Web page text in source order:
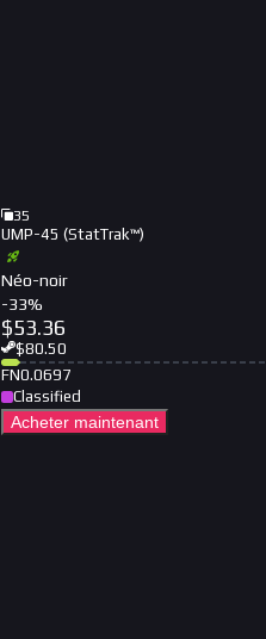
35
UMP-45 (StatTrak™)
Néo-noir
-33%
$53.36
$80.50
FN0.0697
Classified
Acheter maintenant